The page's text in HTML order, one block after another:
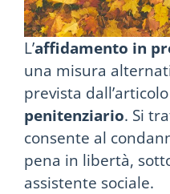
L’affidamento in
una misura
prevista dall’articolo
penitenziario. Si
consente al
pena in libertà,
assistente sociale.